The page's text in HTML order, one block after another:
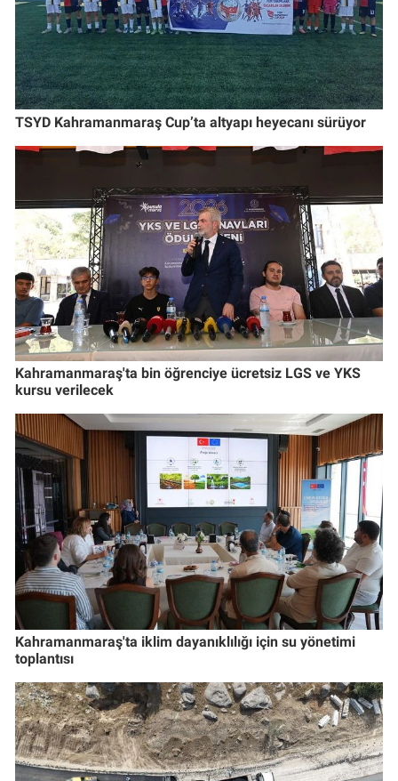
TSYD Kahramanmaraş Cup’ta altyapı heyecanı sürüyor
Kahramanmaraş'ta bin öğrenciye ücretsiz LGS ve YKS
kursu verilecek
Kahramanmaraş'ta iklim dayanıklılığı için su yönetimi
toplantısı